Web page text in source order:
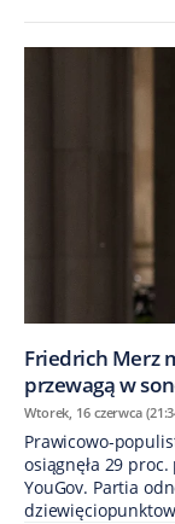
Friedrich Merz
przewagą w
Wtorek, 16 czerwca
Prawicowo-
osiągnęła 29
YouGov. Partia